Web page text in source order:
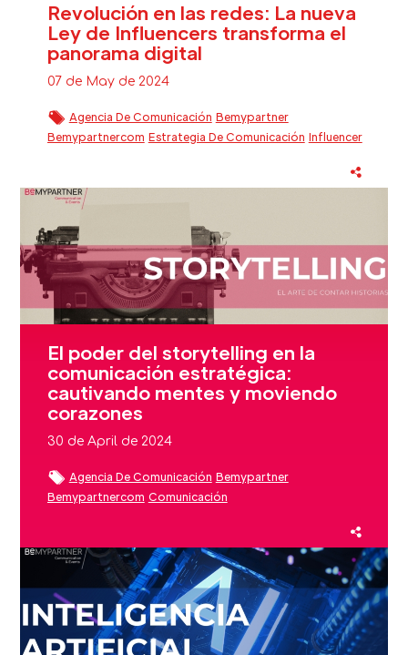
Revolución en las redes: La nueva
Ley de Influencers transforma el
panorama digital
07 de May de 2024
Agencia De Comunicación Bemypartner
Bemypartnercom Estrategia De Comunicación Influencer
El poder del storytelling en la
comunicación estratégica:
cautivando mentes y moviendo
corazones
30 de April de 2024
Agencia De Comunicación Bemypartner
Bemypartnercom Comunicación